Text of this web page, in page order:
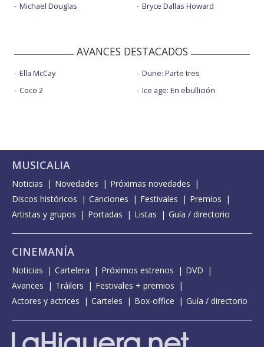
Michael Douglas
Bryce Dallas Howard
AVANCES DESTACADOS
Ella McCay
Coco 2
Dune: Parte tres
Ice age: En ebullición
MUSICALIA
Noticias Novedades
Próximas novedades
Discos históricos
Canciones Festivales
Premios
Artistas y grupos
Portadas Listas Guía / directorio
CINEMANÍA
Noticias Cartelera Próximos estrenos
DVD
Avances
Tráilers
Festivales + premios
Actores y actrices
Carteles Box-office Guía / directorio